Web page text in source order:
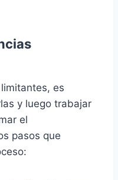
es
y luego trabajar
el
pasos que